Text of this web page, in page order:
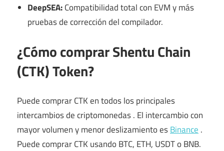
DeepSEA:Compatibilidad total con EVM y más
pruebas de corrección del compilador.
¿Cómo comprar Shentu Chain
(CTK) Token?
Puede comprar CTK en todos los principales
intercambios de criptomonedas . El intercambio con
mayor volumen y menor deslizamiento esBinance .
Puede comprar CTK usando BTC, ETH, USDT o BNB.